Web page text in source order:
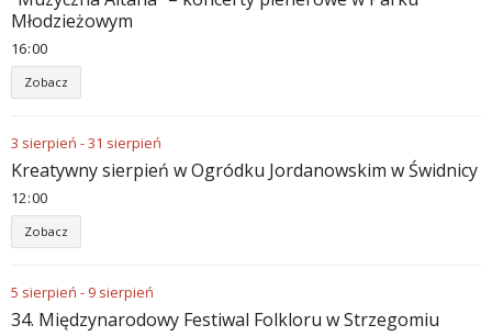
Młodzieżowym
16:00
Zobacz
3 sierpień -31 sierpień
Kreatywny sierpień w Ogródku Jordanowskim w Świdnicy
12:00
Zobacz
5 sierpień - 9 sierpień
34. Międzynarodowy Festiwal Folkloru w Strzegomiu